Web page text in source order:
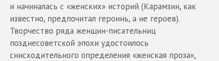
и начиналась с «женских» историй (Карамзин, как
известно, предпочитал героинь, а не героев).
Творчество ряда женщин-писательниц
позднесоветской эпохи удостоилось
снисходительного определения «женская проза»,